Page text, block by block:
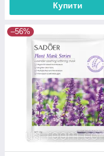
Купити
–56%